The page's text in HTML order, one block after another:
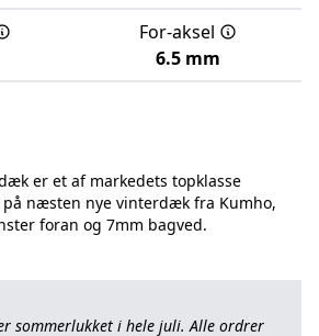
For-aksel
6.5 mm
er et af markedets topklasse
næsten nye vinterdæk fra Kumho,
sommerlukket i hele juli. Alle ordrer